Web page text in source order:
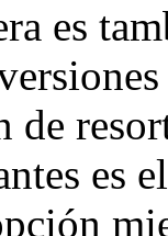
es
de
es